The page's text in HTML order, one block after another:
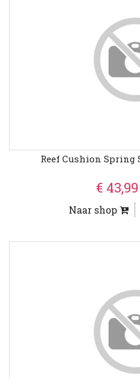
Reef Cushion
€ 43,99
Naar shop